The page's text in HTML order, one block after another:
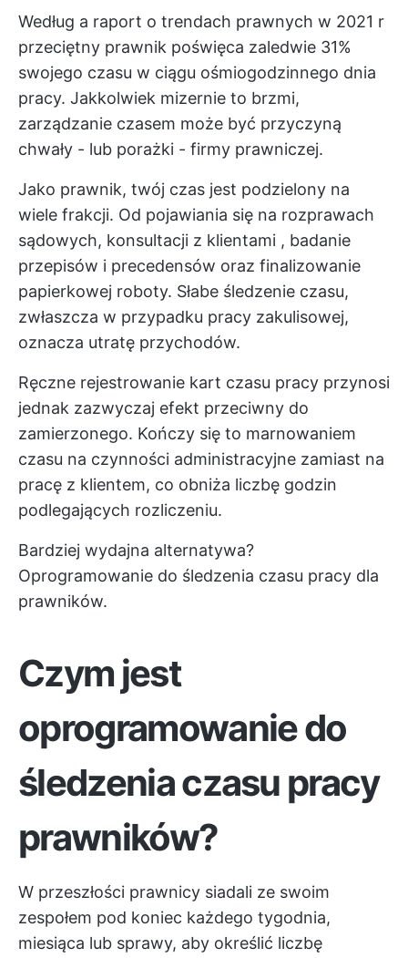
Według a raport o trendach prawnych w 2021 r
przeciętny prawnik poświęca zaledwie 31%
swojego czasu w ciągu ośmiogodzinnego dnia
pracy. Jakkolwiek mizernie to brzmi,
zarządzanie czasem może być przyczyną
chwały - lub porażki - firmy prawniczej.
Jako prawnik, twój czas jest podzielony na
wiele frakcji. Od pojawiania się na rozprawach
sądowych, konsultacji z klientami , badanie
przepisów i precedensów oraz finalizowanie
papierkowej roboty. Słabe śledzenie czasu,
zwłaszcza w przypadku pracy zakulisowej,
oznacza utratę przychodów.
Ręczne rejestrowanie kart czasu pracy przynosi
jednak zazwyczaj efekt przeciwny do
zamierzonego. Kończy się to marnowaniem
czasu na czynności administracyjne zamiast na
pracę z klientem, co obniża liczbę godzin
podlegających rozliczeniu.
Bardziej wydajna alternatywa?
Oprogramowanie do śledzenia czasu pracy dla
prawników.
Czym jest
oprogramowanie do
śledzenia czasu pracy
prawników?
W przeszłości prawnicy siadali ze swoim
zespołem pod koniec każdego tygodnia,
miesiąca lub sprawy, aby określić liczbę